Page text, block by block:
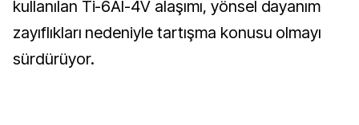
kullanılan Ti-6Al-4V alaşımı, yönsel dayanım
zayıflıkları nedeniyle tartışma konusu olmayı
sürdürüyor.